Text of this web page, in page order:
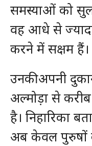
समस्याओं को
वह आधे से
करने में सक्षम हैं।
उनकी अपनी
अल्मोड़ा से
है। निहारिका
अब केवल पुरुषों